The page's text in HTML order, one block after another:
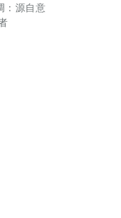
：源自意